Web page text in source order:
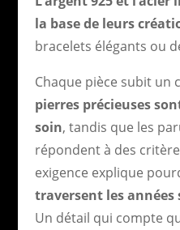
la base de leurs
bracelets élégants ou
Chaque pièce subit un
pierres précieuses
soin, tandis que les
répondent à des
exigence explique
traversent les années
Un détail qui compte